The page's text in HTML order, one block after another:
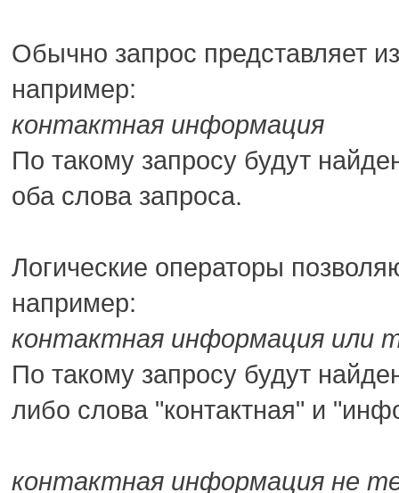
Обычно запрос представляет
например:
контактная информация
По такому запросу будут
оба слова запроса.
Логические операторы
например:
контактная информация или
По такому запросу будут
либо слова "контактная" и
контактная информация не